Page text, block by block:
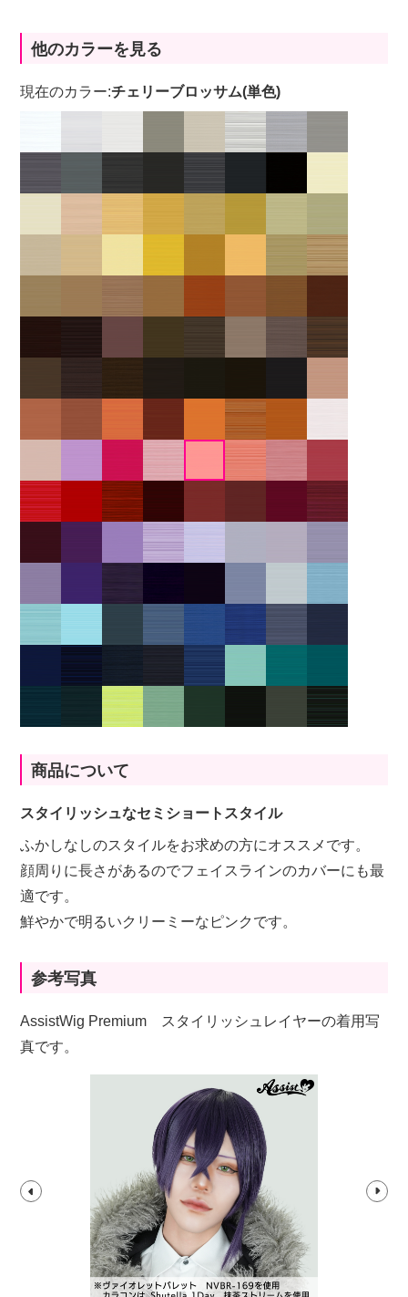
他のカラーを見る
現在のカラー:チェリーブロッサム(単色)
商品について
スタイリッシュなセミショートスタイル
ふかしなしのスタイルをお求めの方にオススメです。
顔周りに長さがあるのでフェイスラインのカバーにも最
適です。
鮮やかで明るいクリーミーなピンクです。
参考写真
AssistWig Premium スタイリッシュレイヤーの着用写
真です。